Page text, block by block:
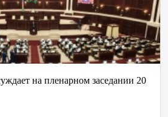
на пленарном заседании 20